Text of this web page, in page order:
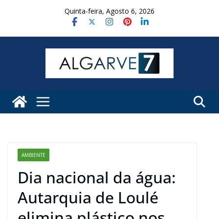
Quinta-feira, Agosto 6, 2026
AMBIENTE
Dia nacional da água:
Autarquia de Loulé